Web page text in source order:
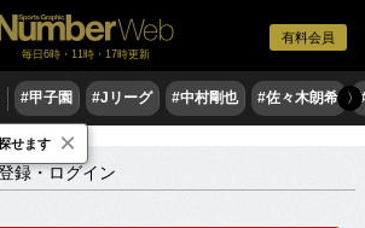
有料会員
毎日6時・11時・17時更新
#甲子園 #Jリーグ #中村剛也 #佐々木朗希 〉
・ログイン
録・ログイン
せます ×